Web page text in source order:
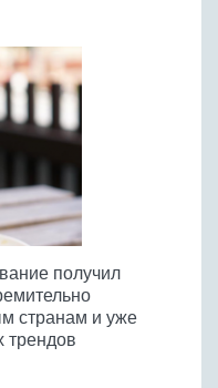
получил
странам и уже
трендов